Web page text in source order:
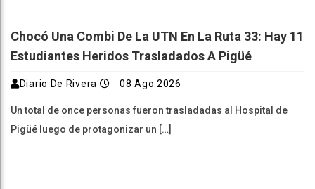
Chocó Una Combi De La UTN En La Ruta 33: Hay 11
Estudiantes Heridos Trasladados A Pigüé
Diario De Rivera 08 Ago 2026
Un total de once personas fueron trasladadas al Hospital de
Pigüé luego de protagonizar un […]